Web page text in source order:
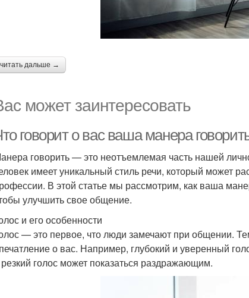
читать дальше →
может заинтересовать
говорит о вас ваша манера
говорить — это неотъемлемая часть нашей
имеет уникальный стиль речи, который может
В этой статье мы рассмотрим, как ваша
улучшить свое общение.
и его особенности
— это первое, что люди замечают при общении.
о вас. Например, глубокий и уверенный
голос может показаться раздражающим.